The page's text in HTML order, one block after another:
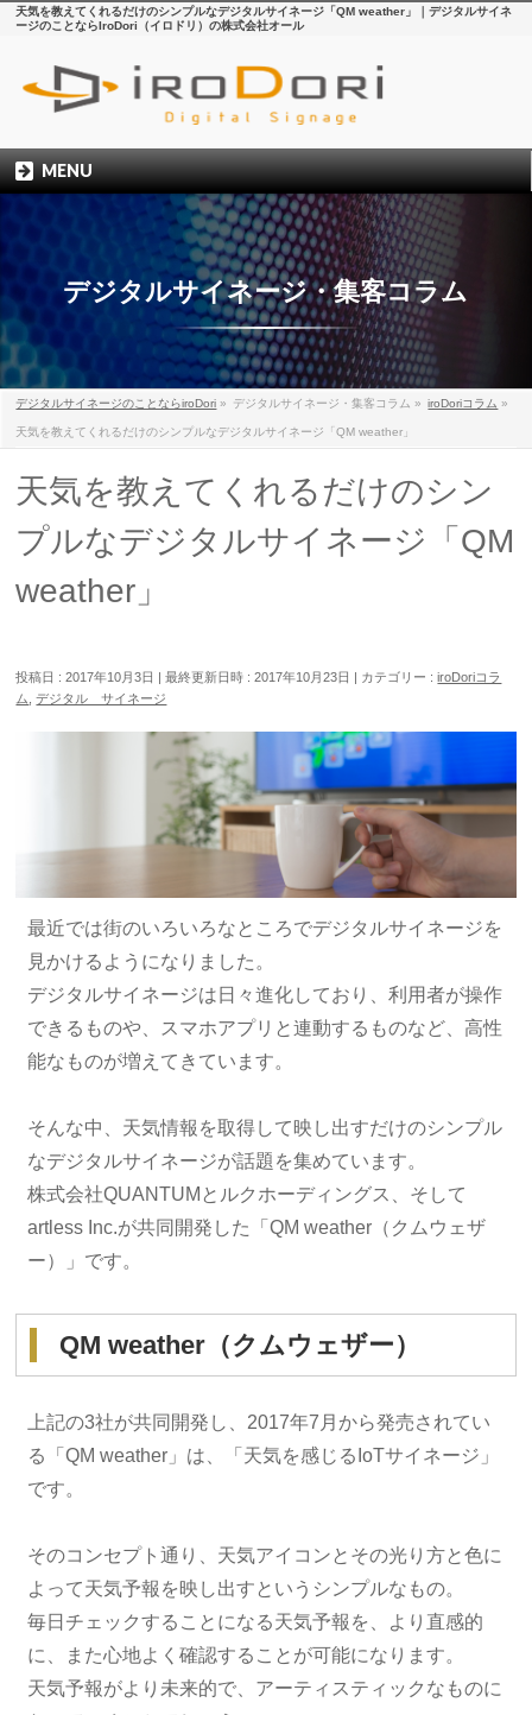
天気を教えてくれるだけのシンプルなデジタルサイネージ「QM weather」｜デジタルサイネ
ージのことならIroDori（イロドリ）の株式会社オール
MENU
デジタルサイネージ・集客コラム
デジタルサイネージのことならiroDori » デジタルサイネージ・集客コラム » iroDoriコラム »
天気を教えてくれるだけのシンプルなデジタルサイネージ「QM weather」
天気を教えてくれるだけのシン
プルなデジタルサイネージ「QM
weather」
投稿日 : 2017年10月3日 最終更新日時 : 2017年10月23日 カテゴリー :iroDoriコラ
ム ,デジタル サイネージ
最近では街のいろいろなところでデジタルサイネージを
見かけるようになりました。
デジタルサイネージは日々進化しており、利用者が操作
できるものや、スマホアプリと連動するものなど、高性
能なものが増えてきています。
そんな中、天気情報を取得して映し出すだけのシンプル
なデジタルサイネージが話題を集めています。
株式会社QUANTUMとルクホーディングス、そして
artless Inc.が共同開発した「QM weather（クムウェザ
ー）」です。
QM weather（クムウェザー）
上記の3社が共同開発し、2017年7月から発売されてい
る「QM weather」は、「天気を感じるIoTサイネージ」
です。
そのコンセプト通り、天気アイコンとその光り方と色に
よって天気予報を映し出すというシンプルなもの。
毎日チェックすることになる天気予報を、より直感的
に、また心地よく確認することが可能になります。
天気予報がより未来的で、アーティスティックなものに